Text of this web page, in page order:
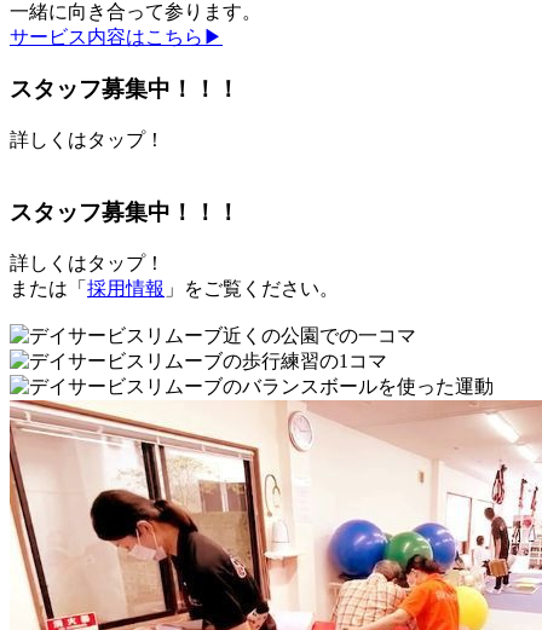
一緒に向き合って参ります。
サービス内容はこちら▶︎
スタッフ募集中！！！
詳しくはタップ！
スタッフ募集中！！！
詳しくはタップ！
または「 採用情報 」をご覧ください。